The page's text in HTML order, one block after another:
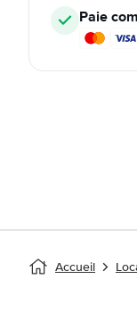
Paie
Accueil